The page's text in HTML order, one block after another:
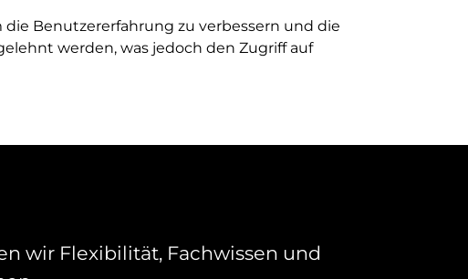
Benutzererfahrung zu verbessern und die
werden, was jedoch den Zugriff auf
wir Flexibilität, Fachwissen und